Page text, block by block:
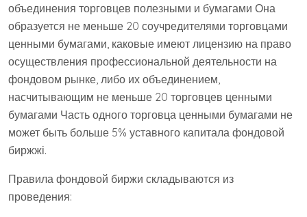
объединения торговцев полезными и бумагами Она
образуется не меньше 20 соучредителями торговцами
ценными бумагами, каковые имеют лицензию на право
осуществления профессиональной деятельности на
фондовом рынке, либо их объединением,
насчитывающим не меньше 20 торговцев ценными
бумагами Часть одного торговца ценными бумагами не
может быть больше 5% уставного капитала фондовой
биржжі.
Правила фондовой биржи складываются из
проведения: